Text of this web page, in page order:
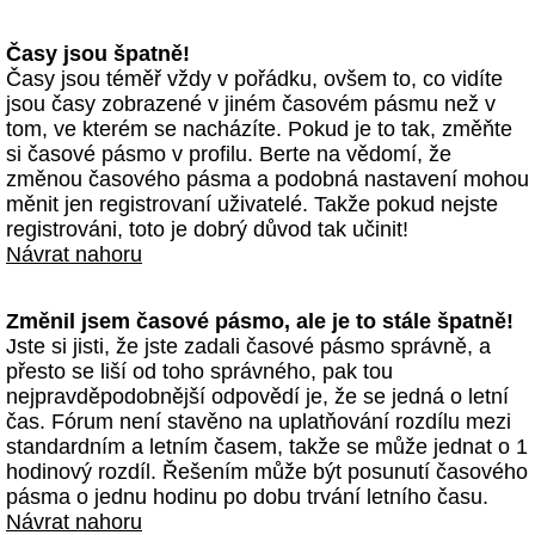
Časy jsou špatně!
Časy jsou téměř vždy v pořádku, ovšem to, co vidíte
jsou časy zobrazené v jiném časovém pásmu než v
tom, ve kterém se nacházíte. Pokud je to tak, změňte
si časové pásmo v profilu. Berte na vědomí, že
změnou časového pásma a podobná nastavení mohou
měnit jen registrovaní uživatelé. Takže pokud nejste
registrováni, toto je dobrý důvod tak učinit!
Návrat nahoru
Změnil jsem časové pásmo, ale je to stále špatně!
Jste si jisti, že jste zadali časové pásmo správně, a
přesto se liší od toho správného, pak tou
nejpravděpodobnější odpovědí je, že se jedná o letní
čas. Fórum není stavěno na uplatňování rozdílu mezi
standardním a letním časem, takže se může jednat o 1
hodinový rozdíl. Řešením může být posunutí časového
pásma o jednu hodinu po dobu trvání letního času.
Návrat nahoru